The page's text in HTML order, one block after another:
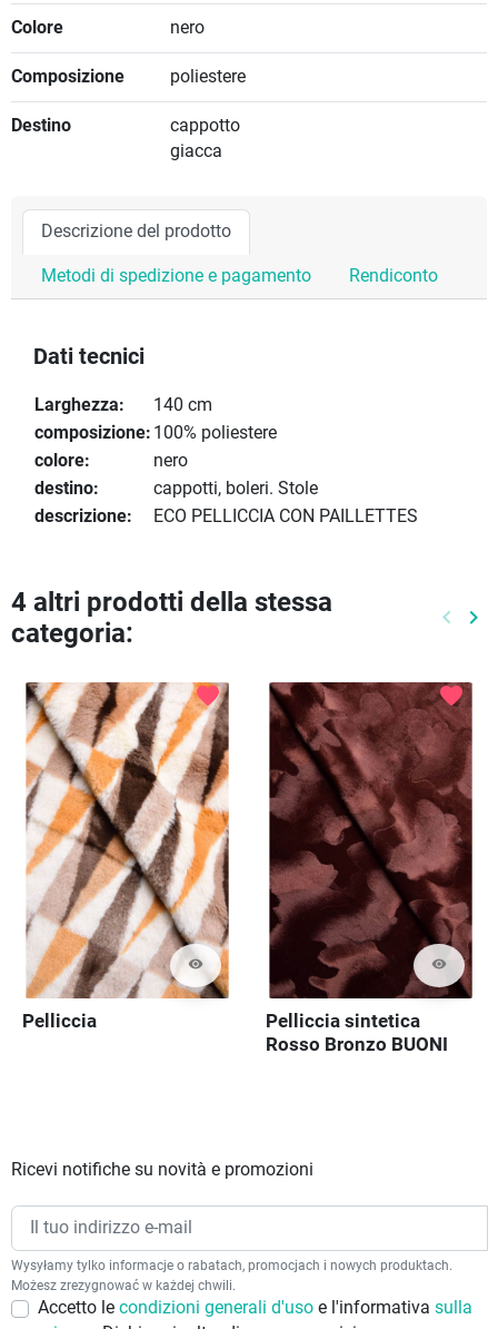
Colore nero
Composizione poliestere
Destino
cappotto
giacca
Descrizione del prodotto
Metodi di spedizione e pagamento Rendiconto
Dati tecnici
Larghezza:
140 cm
composizione: 100% poliestere
colore:
nero
destino:
cappotti, boleri. Stole
descrizione:
ECO PELLICCIA CON PAILLETTES
4 altri prodotti della stessa
categoria:
keyboard_arrow_left keyboard_arrow_right
visibility
favorite
Pelliccia
visibility
favorite
Pelliccia sintetica
Rosso Bronzo BUONI
Ricevi notifiche su novità e promozioni
Wysyłamy tylko informacje o rabatach, promocjach i nowych produktach.
Możesz zrezygnować w każdej chwili.
Accetto le condizioni generali d'uso e l'informativa sulla